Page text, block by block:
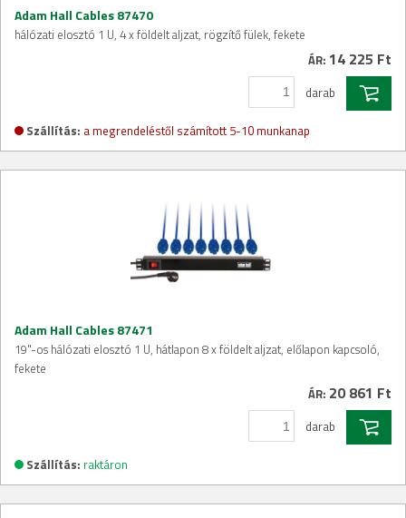
Adam Hall Cables 87470
hálózati elosztó 1 U, 4 x földelt aljzat, rögzítő fülek, fekete
ÁR: 14 225 Ft
darab
Szállítás: a megrendeléstől számított 5-10 munkanap
Adam Hall Cables 87471
19"-os hálózati elosztó 1 U, hátlapon 8 x földelt aljzat, előlapon kapcsoló,
fekete
ÁR: 20 861 Ft
darab
Szállítás: raktáron